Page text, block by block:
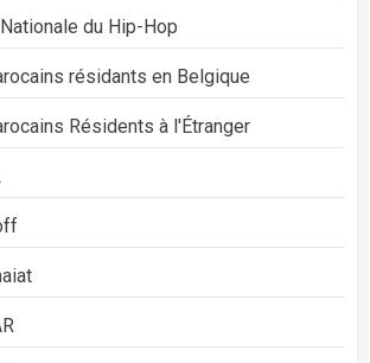
du Hip-Hop
résidants en Belgique
Résidents à l'Étranger